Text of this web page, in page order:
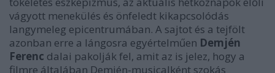
vágyott menekülés és önfeledt kikapcsolódás
langymeleg epicentrumában. A sajtot és a tejfölt
azonban erre a lángosra egyértelműen Demjén
Ferenc dalai pakolják fel, amit az is jelez, hogy a
filmre általában Demjén-musicalként szokás